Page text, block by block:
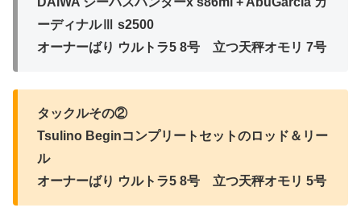
ーディナルⅢ s2500
オーナーばり ウルトラ5 8号 立つ天秤オモリ 7号
タックルその②
Tsulino Beginコンプリートセットのロッド＆リー
ル
オーナーばり ウルトラ5 8号 立つ天秤オモリ 5号